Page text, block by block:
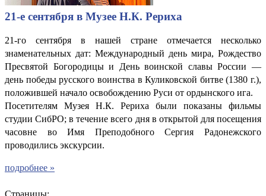
21-е сентября в Музее Н.К. Рериха
21-го сентября в нашей стране отмечается несколько
знаменательных дат: Международный день мира, Рождество
Пресвятой Богородицы и День воинской славы России —
день победы русского воинства в Куликовской битве (1380 г.),
положившей начало освобождению Руси от ордынского ига.
Посетителям Музея Н.К. Рериха были показаны фильмы
студии СибРО; в течение всего дня в открытой для посещения
часовне во Имя Преподобного Сергия Радонежского
проводились экскурсии.
подробнее »
Страницы: